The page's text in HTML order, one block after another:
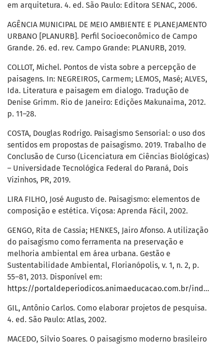
em arquitetura. 4. ed. São Paulo: Editora SENAC, 2006.
AGÊNCIA MUNICIPAL DE MEIO AMBIENTE E PLANEJAMENTO
URBANO [PLANURB]. Perfil Socioeconômico de Campo
Grande. 26. ed. rev. Campo Grande: PLANURB, 2019.
COLLOT, Michel. Pontos de vista sobre a percepção de
paisagens. In: NEGREIROS, Carmem; LEMOS, Masé; ALVES,
Ida. Literatura e paisagem em dialogo. Tradução de
Denise Grimm. Rio de Janeiro: Edições Makunaima, 2012.
p. 11–28.
COSTA, Douglas Rodrigo. Paisagismo Sensorial: o uso dos
sentidos em propostas de paisagismo. 2019. Trabalho de
Conclusão de Curso (Licenciatura em Ciências Biológicas)
– Universidade Tecnológica Federal do Paraná, Dois
Vizinhos, PR, 2019.
LIRA FILHO, José Augusto de. Paisagismo: elementos de
composição e estética. Viçosa: Aprenda Fácil, 2002.
GENGO, Rita de Cassia; HENKES, Jairo Afonso. A utilização
do paisagismo como ferramenta na preservação e
melhoria ambiental em área urbana. Gestão e
Sustentabilidade Ambiental, Florianópolis, v. 1, n. 2, p.
55–81, 2013. Disponível em:
https://portaldeperiodicos.animaeducacao.com.br/index.php/gestao_ambiental/article/view/1206
GIL, Antônio Carlos. Como elaborar projetos de pesquisa.
4. ed. São Paulo: Atlas, 2002.
MACEDO, Silvio Soares. O paisagismo moderno brasileiro